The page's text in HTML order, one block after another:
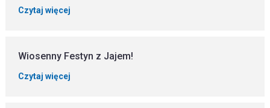
Czytaj więcej
Wiosenny Festyn z Jajem!
Czytaj więcej